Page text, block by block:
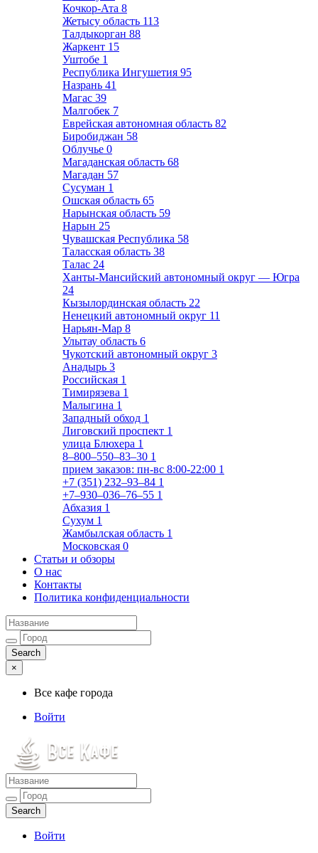
Кочкор-Ата 8
Жетысу область 113
Талдыкорган 88
Жаркент 15
Уштобе 1
Республика Ингушетия 95
Назрань 41
Магас 39
Малгобек 7
Еврейская автономная область 82
Биробиджан 58
Облучье 0
Магаданская область 68
Магадан 57
Сусуман 1
Ошская область 65
Нарынская область 59
Нарын 25
Чувашская Республика 58
Таласская область 38
Талас 24
Ханты-Мансийский автономный округ — Югра
24
Кызылординская область 22
Ненецкий автономный округ 11
Нарьян-Мар 8
Улытау область 6
Чукотский автономный округ 3
Анадырь 3
Российская 1
Тимирязева 1
Малыгина 1
Западный обход 1
Лиговский проспект 1
улица Блюхера 1
8‒800‒550‒83‒30 1
прием заказов: пн-вс 8:00-22:00 1
+7 (351) 232‒93‒84 1
+7‒930‒036‒76‒55 1
Абхазия 1
Сухум 1
Жамбылская область 1
Московская 0
Статьи и обзоры
О нас
Контакты
Политика конфиденциальности
×
Все кафе города
Войти
Все кафе города
Каталог хороших кафе
Войти